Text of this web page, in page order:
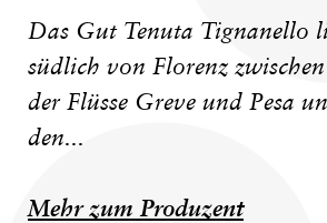
Das Gut Tenuta Tignanello
südlich von Florenz
der Flüsse Greve und Pesa
den...
Mehr zum Produzent